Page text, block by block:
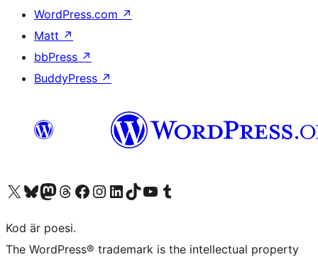
WordPress.com ↗
Matt ↗
bbPress ↗
BuddyPress ↗
Besök vår X-konto (f.d. Twitter)
Besök vårt Bluesky-konto
Besök vårt Mastodon-konto
Besök vårt Thread-konto
Besök vår Facebook-sidaBesök vårt Instagram-konto
Besök vårt LinkedIn-konto
Besök vårt TikTok-konto
Besök vår YouTube-kanalBesök vårt Tumblr-konto
Kod är poesi.
The WordPress® trademark is the intellectual property